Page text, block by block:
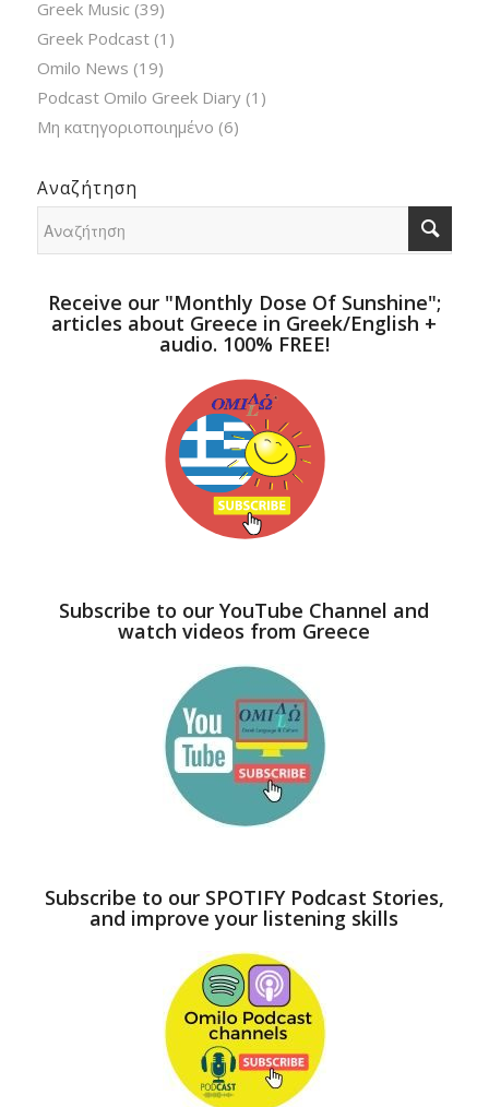
Greek Music (39)
Greek Podcast(1)
Omilo News (19)
Podcast Omilo Greek Diary(1)
Μη κατηγοριοποιημένο (6)
Αναζήτηση
Receive our "Monthly Dose Of Sunshine";
articles about Greece in Greek/English +
audio. 100% FREE!
Subscribe to our YouTube Channel and
watch videos from Greece
Subscribe to our SPOTIFY Podcast Stories,
and improve your listening skills